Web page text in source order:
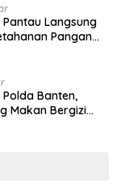
Langsung
Pangan
Banten,
Makan Bergizi